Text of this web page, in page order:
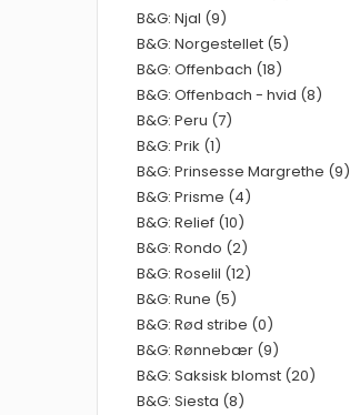
B&G: Njal (9)
B&G: Norgestellet (5)
B&G: Offenbach (18)
B&G: Offenbach - hvid (8)
B&G: Peru (7)
B&G: Prik (1)
B&G: Prinsesse Margrethe (9)
B&G: Prisme (4)
B&G: Relief (10)
B&G: Rondo (2)
B&G: Roselil (12)
B&G: Rune (5)
B&G: Rød stribe (0)
B&G: Rønnebær (9)
B&G: Saksisk blomst (20)
B&G: Siesta (8)